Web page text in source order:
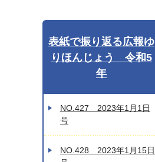
表紙で振り返る広報ゆ
りほんじょう 令和5
年
NO.427 2023年1月1日
号
NO.428 2023年1月15日